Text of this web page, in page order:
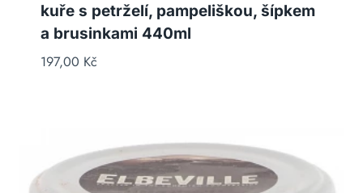
kuře s petrželí, pampeliškou, šípkem
a brusinkami 440ml
197,00 Kč